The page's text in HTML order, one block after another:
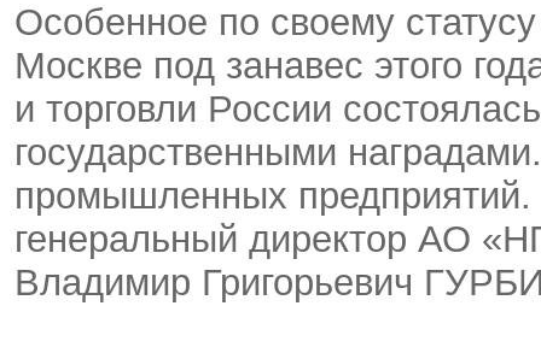
Особенное по своему
Москве под занавес этого
и торговли России
государственными
промышленных
генеральный директор АО
Владимир Григорьевич